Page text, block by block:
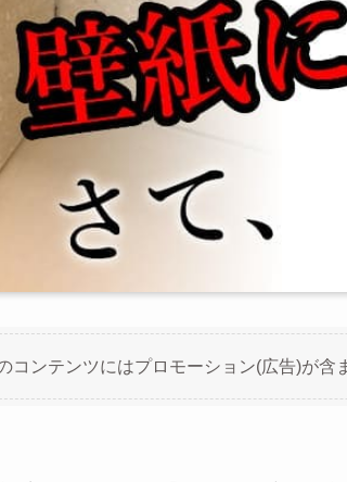
コンテンツにはプロモーション(広告)が含